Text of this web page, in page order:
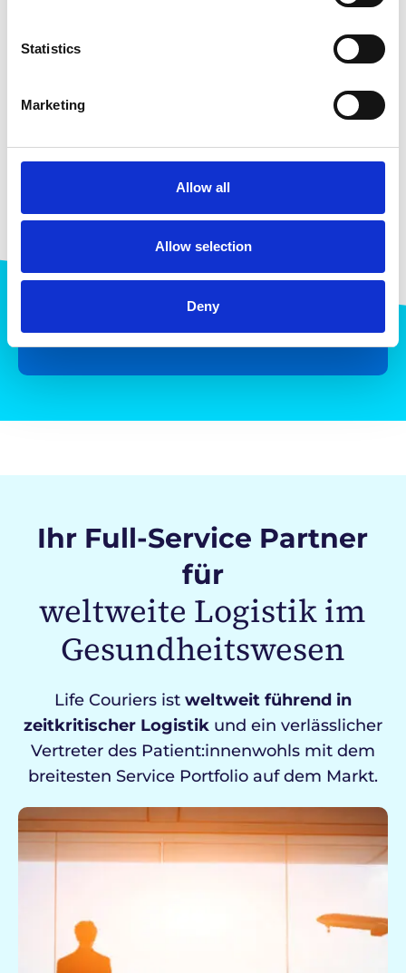
Statistics
Marketing
Allow all
Allow selection
Deny
wachsen auch wir. Ganz gleich, wie groß
unser Unternehmen wird, wir werden nie
8,151,895
Netzwerk im Jahr 2025 abgeschlossen
Ihr Full-Service Partner
für
weltweite Logistik im
Gesundheitswesen
Life Couriers ist weltweit führend in
zeitkritischer Logistikund ein verlässlicher
Vertreter des Patient:innenwohls mit dem
breitesten Service Portfolio auf dem Markt.